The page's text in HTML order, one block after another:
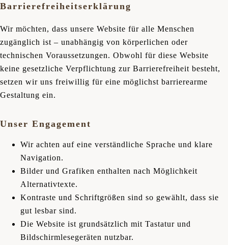
Barrierefreiheitserklärung
Wir möchten, dass unsere Website für alle Menschen
zugänglich ist – unabhängig von körperlichen oder
technischen Voraussetzungen. Obwohl für diese Website
keine gesetzliche Verpflichtung zur Barrierefreiheit besteht,
setzen wir uns freiwillig für eine möglichst barrierearme
Gestaltung ein.
Unser Engagement
Wir achten auf eine verständliche Sprache und klare
Navigation.
Bilder und Grafiken enthalten nach Möglichkeit
Alternativtexte.
Kontraste und Schriftgrößen sind so gewählt, dass sie
gut lesbar sind.
Die Website ist grundsätzlich mit Tastatur und
Bildschirmlesegeräten nutzbar.